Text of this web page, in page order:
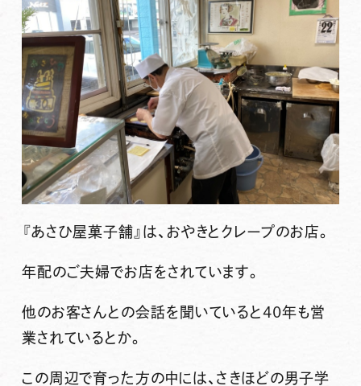
『あさひ屋菓子舗』 は、おやきとクレープのお店。
年配のご夫婦でお店をされています。
他のお客さんとの会話を聞いていると40年も営
業されているとか。
この周辺で育った方の中には、さきほどの男子学